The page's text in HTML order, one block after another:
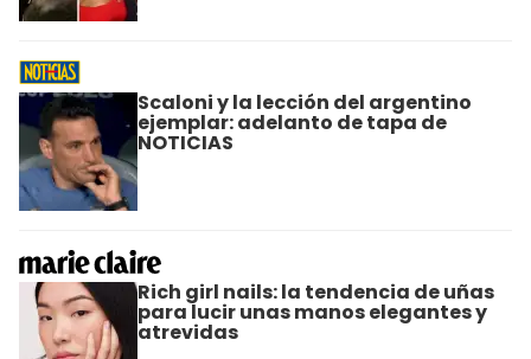
Scaloni y la lección del argentino
ejemplar: adelanto de tapa de
NOTICIAS
Rich girl nails: la tendencia de uñas
para lucir unas manos elegantes y
atrevidas